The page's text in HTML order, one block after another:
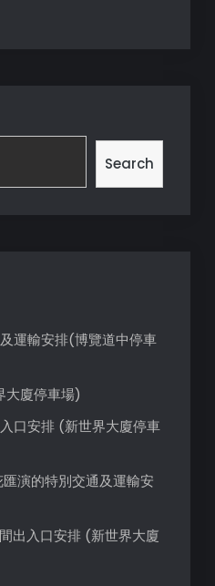
Search
運輸安排(博覽道中停車
大廈停車場)
口安排 (新世界大廈停車
演的特別交通及運輸安
出入口安排 (新世界大廈